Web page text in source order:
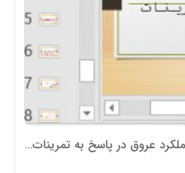
پاورپوینت تغییرات ساختاری و عملکرد عروق در پاسخ به تمرینات ورزشی